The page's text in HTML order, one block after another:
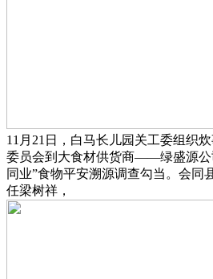
11月21日，白马长儿园关工委组织
委员会到大食材供货商——绿盛源公
同业”食物平安溯源调查勾当。会同
任梁树祥，